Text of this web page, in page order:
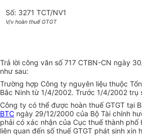
Số: 3271 TCT/NV1
V/v hoàn thuế GTGT
Trả lời công văn số 717 CTBN-CN ngày
như sau:
Trường hợp Công ty nguyên liệu thuộc
Bắc Ninh từ 1/4/2002. Trước 1/4/2002 trụ
Công ty có thể được hoàn thuế GTGT tại
BTC ngày 29/12/2000 của Bộ Tài chính
phải có xác nhận của Cục thuế thành
liên quan đến số thuế GTGT phát sinh